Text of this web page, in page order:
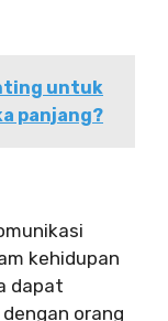
untuk
panjang?
kehidupan
dapat
orang